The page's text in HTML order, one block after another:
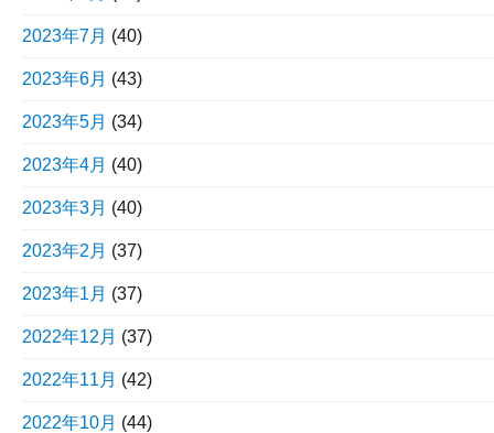
2023年7月 (40)
2023年6月 (43)
2023年5月 (34)
2023年4月 (40)
2023年3月 (40)
2023年2月 (37)
2023年1月 (37)
2022年12月 (37)
2022年11月 (42)
2022年10月 (44)